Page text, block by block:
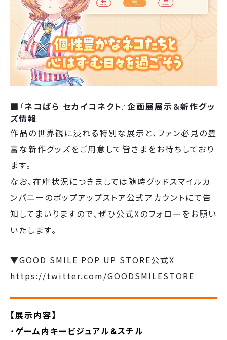
■『ネコぱら セカイコネクト』企画展展示＆新作グッ
ズ情報
作品の世界観に浸れる特別な展示と、ファン必見の豊
富な新作グッズをご用意して皆さまをお待ちしており
ます。
なお、在庫状況につきましては随時グッドスマイルカ
ンパニーのポップアップストア公式アカウントにて告
知してまいりますので、ぜひ公式Xのフォローをお願い
いたします。
▼GOOD SMILE POP UP STORE公式X
https://twitter.com/GOODSMILESTORE
【展示内容】
・ ゲーム内キービジュアル＆スチル